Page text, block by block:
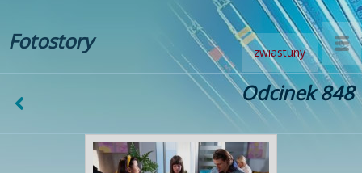
Fotostory zwiastuny
Odcinek 848